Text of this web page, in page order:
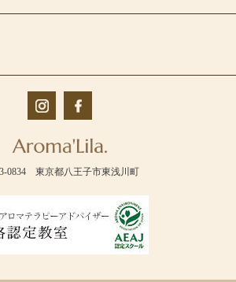
0834 東京都八王子市東浅川町